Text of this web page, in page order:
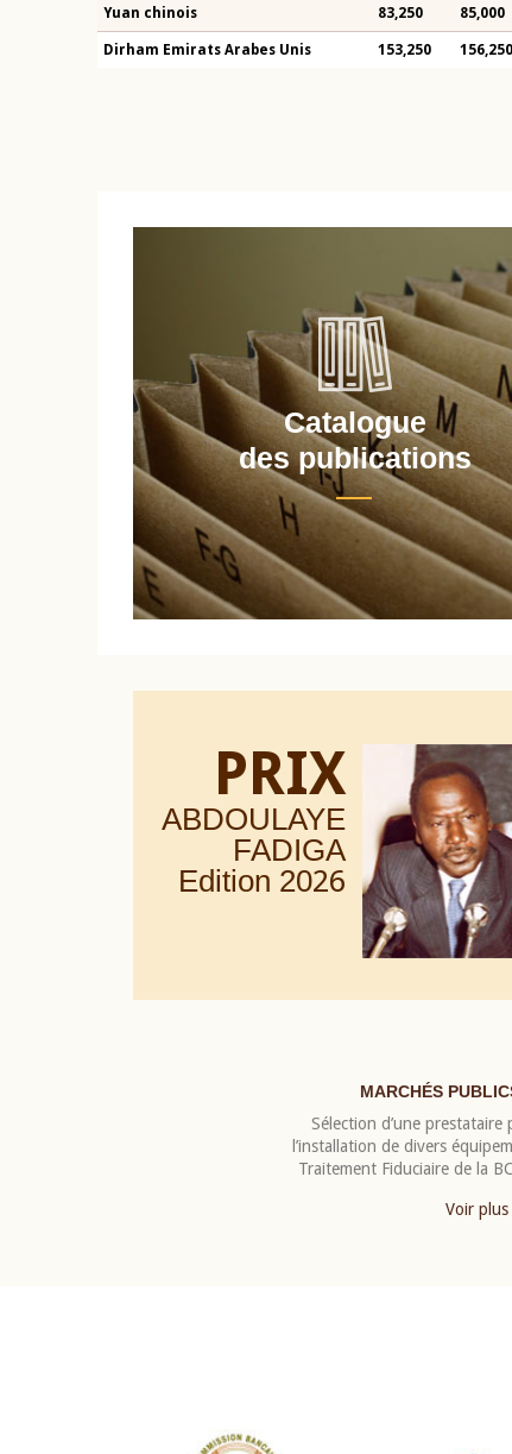
Yuan chinois 83,250 85,000
Dirham Emirats Arabes Unis 153,250 156,250
Catalogue
des publications
PRIX
ABDOULAYE
FADIGA
Edition 2026
MARCHÉS
Sélection d’une
l’installation de divers
Traitement Fiduciaire de la
Voir plus